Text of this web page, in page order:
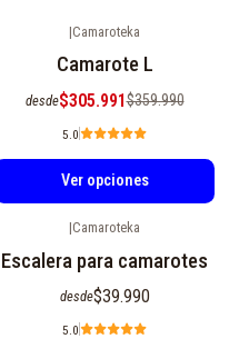
|Camaroteka
Camarote L
desde$305.991$359.990
5.0
Ver opciones
|Camaroteka
Escalera para camarotes
desde$39.990
5.0